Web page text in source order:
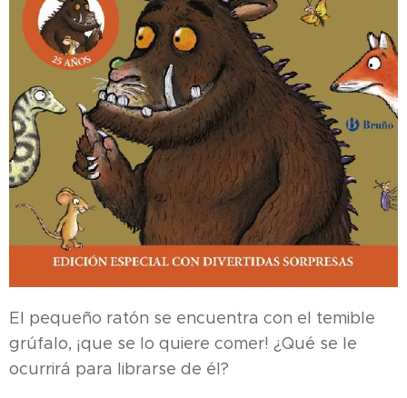
El pequeño ratón se encuentra con el temible
grúfalo, ¡que se lo quiere comer! ¿Qué se le
ocurrirá para librarse de él?